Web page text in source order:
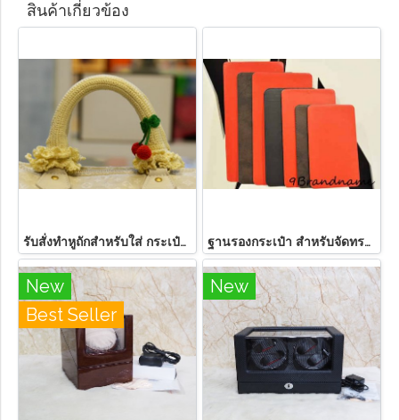
สินค้าเกี่ยวข้อง
รับสั่งทำหูถักสำหรับใส่ กระเป๋า Louis Vuitton ฐานรองกระเป๋า สำหรับจัดทรงและป้องกันก้นกระเป๋าเลอะ
New
Best Seller
New